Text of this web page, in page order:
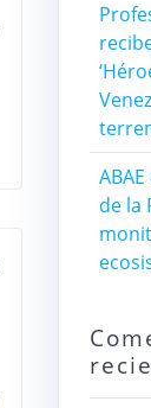
de la